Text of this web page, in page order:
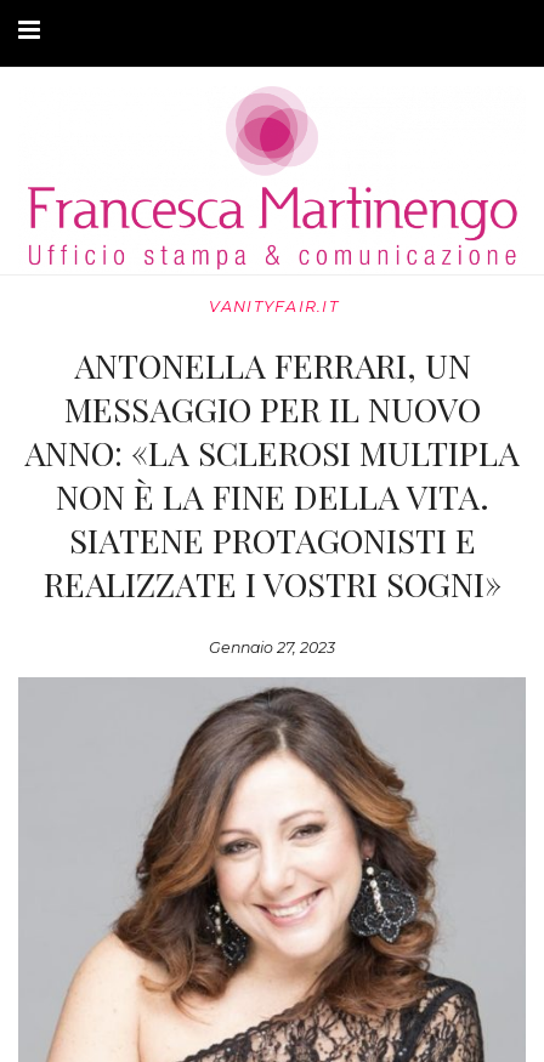
ARTICOLI
MODA ADATTIVA
PRIVACY
VANITYFAIR.IT
ANTONELLA FERRARI, UN
MESSAGGIO PER IL NUOVO
ANNO: «LA SCLEROSI MULTIPLA
NON È LA FINE DELLA VITA.
SIATENE PROTAGONISTI E
REALIZZATE I VOSTRI SOGNI»
Gennaio 27, 2023